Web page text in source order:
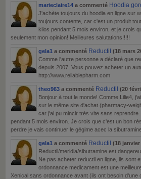
marieclaire14 a commenté Hoodia
J'achète toujours du hoodia en ligne sur
toujours contente, car c'est un produit
kilos pendant 5 mois environ, et je crois
seulement mon opinion! Meilleures salutations!!!!!
gela1 a commenté Reductil (18 mars
Comme l'autre personne a déclaré que
depuis 2007. Vous pouvez acheter un
http://www.reliablepharm.com
theo963 a commenté Reductil (20
Bonjour à tout le monde! Comme Lilie4,
sur le même site d'achat (pharmacy-
car j'ai pu mincir très vite sans
pendant 5 mois environ. Je crois que c'est un bon
perdre je vais continuer le gégime acec la
gela1 a commenté Reductil (18 janvier
Reductil/meridia/sibutramine est
Ne pas acheter reductil en ligne, ils sont
ordonnance medicament est une
Xenical sans ordonnance avant (ils ont besoin d'une